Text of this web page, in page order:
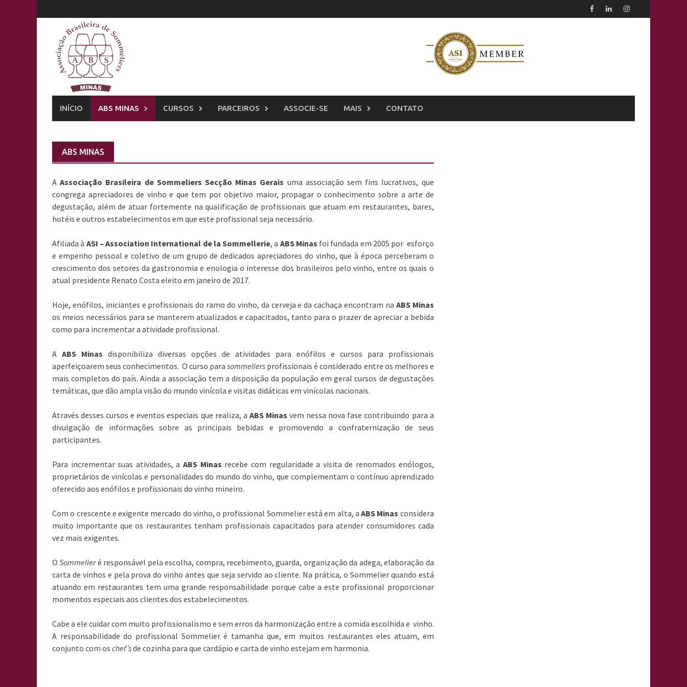
to
INÍCIO ABS MINAS CURSOS PARCEIROS ASSOCIE-SE MAIS CONTATO
ABS MINAS
AAssociação Brasileira de Sommeliers Secção Minas Gerais uma associação sem fins lucrativos, que
congrega apreciadores de vinho e que tem por objetivo maior, propagar o conhecimento sobre a arte de
degustação, além de atuar fortemente na qualificação de profissionais que atuam em restaurantes, bares,
hotéis e outros estabelecimentos em que este profissional seja necessário.
Afiliada à ASI – Association International de la Sommellerie, a ABS Minas foi fundada em 2005 por esforço
e empenho pessoal e coletivo de um grupo de dedicados apreciadores do vinho, que à época perceberam o
crescimento dos setores da gastronomia e enologia o interesse dos brasileiros pelo vinho, entre os quais o
atual presidente Renato Costa eleito em janeiro de 2017.
Hoje, enófilos, iniciantes e profissionais do ramo do vinho, da cerveja e da cachaça encontram na ABS Minas
os meios necessários para se manterem atualizados e capacitados, tanto para o prazer de apreciar a bebida
como para incrementar a atividade profissional.
A ABS Minas disponibiliza diversas opções de atividades para enófilos e cursos para profissionais
aperfeiçoarem seus conhecimentos. O curso parasommeliers profissionais é considerado entre os melhores e
mais completos do país. Ainda a associação tem a disposição da população em geral cursos de degustações
temáticas, que dão ampla visão do mundo vinícola e visitas didáticas em vinícolas nacionais.
Através desses cursos e eventos especiais que realiza, a ABS Minas vem nessa nova fase contribuindo para a
divulgação de informações sobre as principais bebidas e promovendo a confraternização de seus
participantes.
Para incrementar suas atividades, aABS Minas recebe com regularidade a visita de renomados enólogos,
proprietários de vinícolas e personalidades do mundo do vinho, que complementam o contínuo aprendizado
oferecido aos enófilos e profissionais do vinho mineiro.
Com o crescente e exigente mercado do vinho, o profissional Sommelier está em alta, aABS Minas considera
muito importante que os restaurantes tenham profissionais capacitados para atender consumidores cada
vez mais exigentes.
OSommelieré responsável pela escolha, compra, recebimento, guarda, organização da adega, elaboração da
carta de vinhos e pela prova do vinho antes que seja servido ao cliente. Na prática, o Sommelier quando está
atuando em restaurantes tem uma grande responsabilidade porque cabe a este profissional proporcionar
momentos especiais aos clientes dos estabelecimentos.
Cabe a ele cuidar com muito profissionalismo e sem erros da harmonização entre a comida escolhida e vinho.
A responsabilidade do profissional Sommelier é tamanha que, em muitos restaurantes eles atuam, em
conjunto com os chef’sde cozinha para que cardápio e carta de vinho estejam em harmonia.